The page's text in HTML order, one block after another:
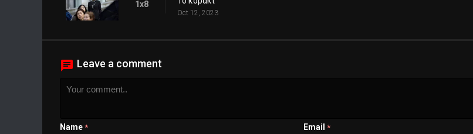
1x8
Oct 12, 2023
Leave a comment
Name * Email *